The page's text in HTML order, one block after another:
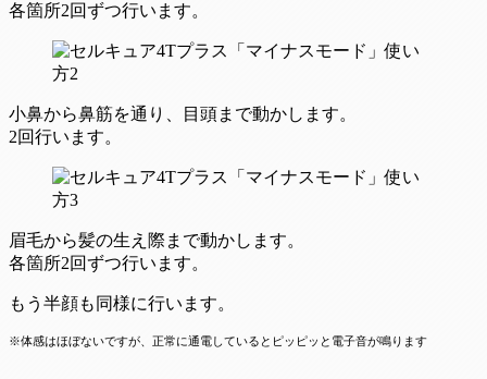
各箇所2回ずつ行います。
小鼻から鼻筋を通り、目頭まで動かします。
2回行います。
眉毛から髪の生え際まで動かします。
各箇所2回ずつ行います。
もう半顔も同様に行います。
※体感はほぼないですが、正常に通電しているとピッピッと電子音が鳴ります